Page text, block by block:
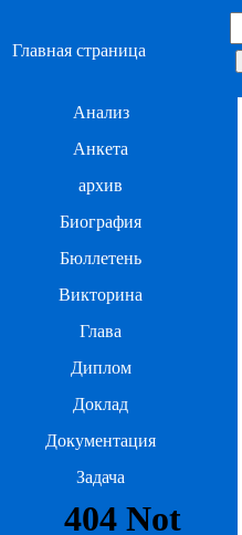
Главная страница
Анализ
Анкета
архив
Биография
Бюллетень
Викторина
Глава
Диплом
Доклад
Документация
Задача